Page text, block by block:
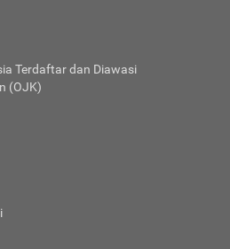
Terdaftar dan Diawasi
(OJK)